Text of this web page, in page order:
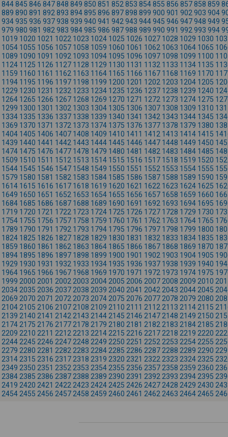
844845 846 847848 849 850 851 852 853 854855 856 857858 859
889 890 891 892 893 894895 896 897898 899 900 901 902 903 904
934935 936 937938 939 940 941 942 943 944945 946 947948 949
979 980 981 982 983 984985 986 987988 989 990 991 992 993 994
1019 1020 1021 1022 1023 1024 1025 1026 1027 1028 1029 1030
1054 1055 1056 1057 1058 1059 1060 1061 1062 1063 1064 1065
1089 1090 1091 1092 1093 1094 1095 1096 1097 1098 1099 1100
1124 1125 1126 1127 1128 1129 1130 1131 1132 1133 1134 1135
1159 1160 1161 1162 1163 1164 1165 1166 1167 1168 1169 1170
1194 1195 1196 1197 1198 1199 1200 1201 1202 1203 1204 1205
1229 1230 1231 1232 1233 1234 1235 1236 1237 1238 1239 1240
1264 1265 1266 1267 1268 1269 1270 1271 1272 1273 1274 1275
1299 1300 1301 1302 1303 1304 1305 1306 1307 1308 1309 1310
1334 1335 1336 1337 1338 1339 1340 1341 1342 1343 1344 1345
1369 1370 1371 1372 1373 1374 1375 1376 1377 1378 1379 1380
1404 1405 1406 1407 1408 1409 1410 1411 1412 1413 1414 1415
1439 1440 1441 1442 1443 1444 1445 1446 1447 1448 1449 1450
1474 1475 1476 1477 1478 1479 1480 1481 1482 1483 1484 1485
1509 1510 1511 1512 1513 1514 1515 1516 1517 1518 1519 1520
1544 1545 1546 1547 1548 1549 1550 1551 1552 1553 1554 1555
1579 1580 1581 1582 1583 1584 1585 1586 1587 1588 1589 1590
1614 1615 1616 1617 1618 1619 1620 1621 1622 1623 1624 1625
1649 1650 1651 1652 1653 1654 1655 1656 1657 1658 1659 1660
1684 1685 1686 1687 1688 1689 1690 1691 1692 1693 1694 1695
1719 1720 1721 1722 1723 1724 1725 1726 1727 1728 1729 1730
1754 1755 1756 1757 1758 1759 1760 1761 1762 1763 1764 1765
1789 1790 1791 1792 1793 1794 1795 1796 1797 1798 1799 1800
1824 1825 1826 1827 1828 1829 1830 1831 1832 1833 1834 1835
1859 1860 1861 1862 1863 1864 1865 1866 1867 1868 1869 1870
1894 1895 1896 1897 1898 1899 1900 1901 1902 1903 1904 1905
1929 1930 1931 1932 1933 1934 1935 1936 1937 1938 1939 1940
1964 1965 1966 1967 1968 1969 1970 1971 1972 1973 1974 1975
1999 2000 2001 2002 2003 2004 2005 2006 2007 2008 2009 2010
2034 2035 2036 2037 2038 2039 2040 2041 2042 2043 2044 2045
2069 2070 2071 2072 2073 2074 2075 2076 2077 2078 2079 2080
2104 2105 2106 2107 2108 2109 2110 2111 2112 2113 2114 2115
2139 2140 2141 2142 2143 2144 2145 2146 2147 2148 2149 2150
2174 2175 2176 2177 2178 2179 2180 2181 2182 2183 2184 2185
2209 2210 2211 2212 2213 2214 2215 2216 2217 2218 2219 2220
2244 2245 2246 2247 2248 2249 2250 2251 2252 2253 2254 2255
2279 2280 2281 2282 2283 2284 2285 2286 2287 2288 2289 2290
2314 2315 2316 2317 2318 2319 2320 2321 2322 2323 2324 2325
2349 2350 2351 2352 2353 2354 2355 2356 2357 2358 2359 2360
2384 2385 2386 2387 2388 2389 2390 2391 2392 2393 2394 2395
2419 2420 2421 2422 2423 2424 2425 2426 2427 2428 2429 2430
2454 2455 2456 2457 2458 2459 2460 2461 2462 2463 2464 2465